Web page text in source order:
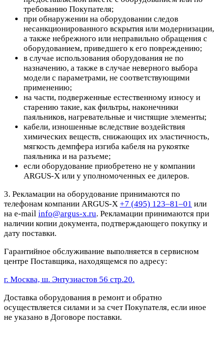
требованию Покупателя;
при обнаружении на оборудовании следов
несанкционированного вскрытия или модернизации,
а также небрежного или неправильно обращения с
оборудованием, приведшего к его повреждению;
в случае использования оборудования не по
назначению, а также в случае неверного выбора
модели с параметрами, не соответствующими
применению;
на части, подверженные естественному износу и
старению такие, как фильтры, наконечники
паяльников, нагревательные и чистящие элементы;
кабели, изношенные вследствие воздействия
химических веществ, снижающих их эластичность,
мягкость демпфера изгиба кабеля на рукоятке
паяльника и на разъеме;
если оборудование приобретено не у компании
ARGUS-X или у уполномоченных ее дилеров.
3. Рекламации на оборудование принимаются по
телефонам компании ARGUS-X +7 (495) 123–81–01 или
на e-mail info@argus-x.ru. Рекламации принимаются при
наличии копии документа, подтверждающего покупку и
дату поставки.
Гарантийное обслуживание выполняется в сервисном
центре Поставщика, находящемся по адресу:
г. Москва, ш. Энтузиастов 56 стр.20.
Доставка оборудования в ремонт и обратно
осуществляется силами и за счет Покупателя, если иное
не указано в Договоре поставки.